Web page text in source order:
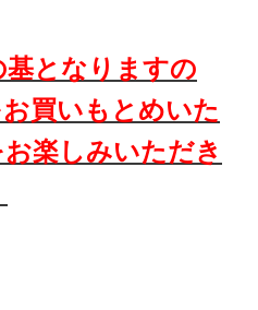
となりますの
買いもとめいた
楽しみいただき